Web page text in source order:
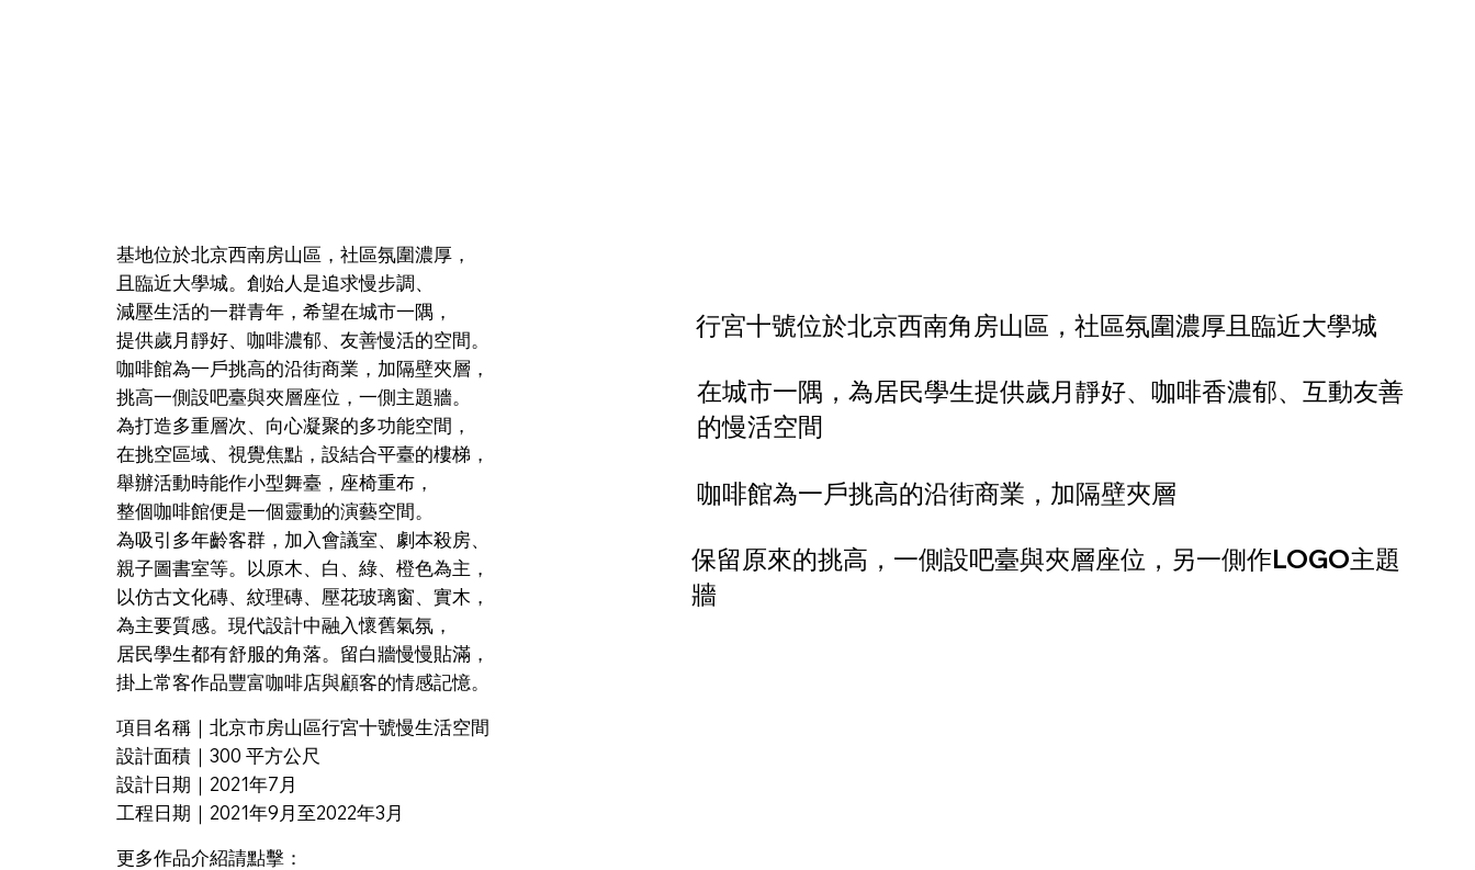
基地位於北京西南房山區，社區氛圍濃厚，
且臨近大學城。創始人是追求慢步調、
減壓生活的一群青年，希望在城市一隅，
提供歲月靜好、咖啡濃郁、友善慢活的空間。
咖啡館為一戶挑高的沿街商業，加隔壁夾層，
挑高一側設吧臺與夾層座位，一側主題牆。
為打造多重層次、向心凝聚的多功能空間，
在挑空區域、視覺焦點，設結合平臺的樓梯，
舉辦活動時能作小型舞臺，座椅重布，
整個咖啡館便是一個靈動的演藝空間。
為吸引多年齡客群，加入會議室、劇本殺房、
親子圖書室等。以原木、白、綠、橙色為主，
以仿古文化磚、紋理磚、壓花玻璃窗、實木，
為主要質感。現代設計中融入懷舊氣氛，
居民學生都有舒服的角落。留白牆慢慢貼滿，
掛上常客作品豐富咖啡店與顧客的情感記憶。
項目名稱｜北京市房山區行宮十號慢生活空間
設計面積｜300 平方公尺
​設計日期｜2021年7月
工程日期｜2021年9月至2022年3月
​更多作品介紹請點擊：
行宮十號位於北京西南角房山區，社區氛圍濃厚且臨近大學城
在城市一隅，為居民學生提供歲月靜好、咖啡香濃郁、互動友善
的慢活空間
咖啡館為一戶挑高的沿街商業，加隔壁夾層
保留原來的挑高，一側設吧臺與夾層座位，另一側作LOGO主題
牆